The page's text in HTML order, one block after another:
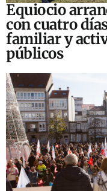
Equiocio
con cuatro
familiar y
públicos